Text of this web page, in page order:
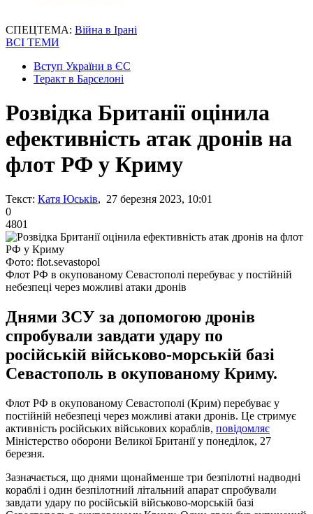
СПЕЦТЕМА: Війна в Ірані
ВСІ ТЕМИ
Вступ України в ЄС
Теракт в Барселоні
Розвідка Британії оцінила
ефективність атак дронів на
флот РФ у Криму
Текст: Катя Юськів, 27 березня 2023, 10:01
0
4801
Фото: flot.sevastopol
Флот РФ в окупованому Севастополі перебуває у постійній
небезпеці через можливі атаки дронів
Днями ЗСУ за допомогою дронів
спробували завдати удару по
російській військово-морській базі
Севастополь в окупованому Криму.
Флот РФ в окупованому Севастополі (Крим) перебуває у
постійній небезпеці через можливі атаки дронів. Це стримує
активність російських військових кораблів, повідомляє
Міністерство оборони Великої Британії у понеділок, 27
березня.
Зазначається, що днями щонайменше три безпілотні надводні
кораблі і один безпілотний літальний апарат спробували
завдати удару по російській військово-морській базі